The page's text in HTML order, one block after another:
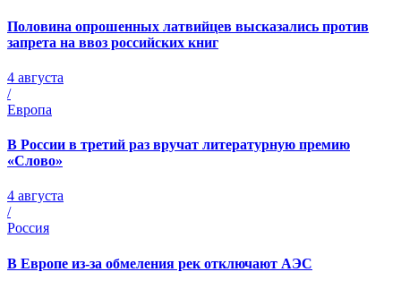
Половина опрошенных латвийцев высказались против
запрета на ввоз российских книг
4 августа
/
Европа
В России в третий раз вручат литературную премию
«Слово»
4 августа
/
Россия
В Европе из-за обмеления рек отключают АЭС